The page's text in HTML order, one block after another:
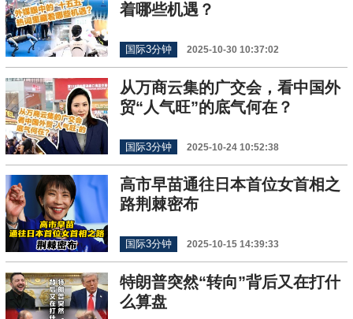
着哪些机遇？
国际3分钟 2025-10-30 10:37:02
从万商云集的广交会，看中国外
贸“人气旺”的底气何在？
国际3分钟 2025-10-24 10:52:38
高市早苗通往日本首位女首相之
路荆棘密布
国际3分钟 2025-10-15 14:39:33
特朗普突然“转向”背后又在打什
么算盘